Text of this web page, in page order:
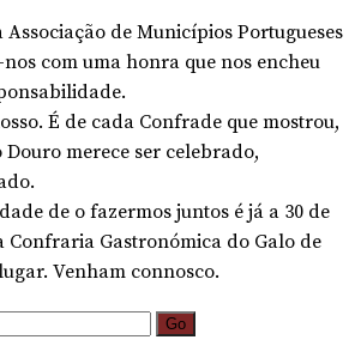
Associação de Municípios Portugueses
com uma honra que nos encheu
É de cada Confrade que mostrou,
Douro merece ser celebrado,
de o fazermos juntos é já a 30 de
Confraria Gastronómica do Galo de
Venham connosco.